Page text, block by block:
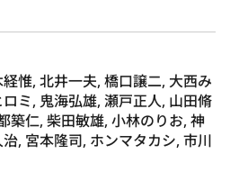
惟, 北井一夫, 橋口譲二, 大西み
ミ, 鬼海弘雄, 瀬戸正人, 山田脩
築仁, 柴田敏雄, 小林のりお, 神
, 宮本隆司, ホンマタカシ, 市川